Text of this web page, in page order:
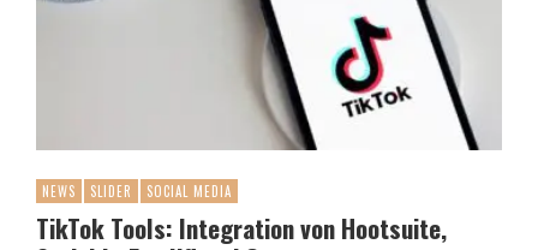
NEWS SLIDER SOCIAL MEDIA
TikTok Tools: Integration von Hootsuite,